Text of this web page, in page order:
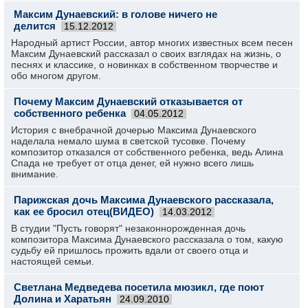
Максим Дунаевский: в голове ничего не
делится
15.12.2012
Народный артист России, автор многих известных всем песен
Максим Дунаевский рассказал о своих взглядах на жизнь, о
песнях и классике, о новинках в собственном творчестве и
обо многом другом.
Почему Максим Дунаевский отказывается от
собственного ребенка
04.05.2012
История с внебрачной дочерью Максима Дунаевского
наделала немало шума в светской тусовке. Почему
композитор отказался от собственного ребенка, ведь Алина
Спада не требует от отца денег, ей нужно всего лишь
внимание.
Парижская дочь Максима Дунаевского рассказала,
как ее бросил отец(ВИДЕО)
14.03.2012
В студии "Пусть говорят" незаконнорожденная дочь
композитора Максима Дунаевского рассказала о том, какую
судьбу ей пришлось прожить вдали от своего отца и
настоящей семьи.
Светлана Медведева посетила мюзикл, где поют
Долина и Харатьян
24.09.2010